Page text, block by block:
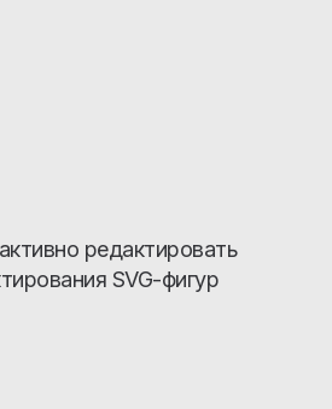
редактировать
SVG-фигур